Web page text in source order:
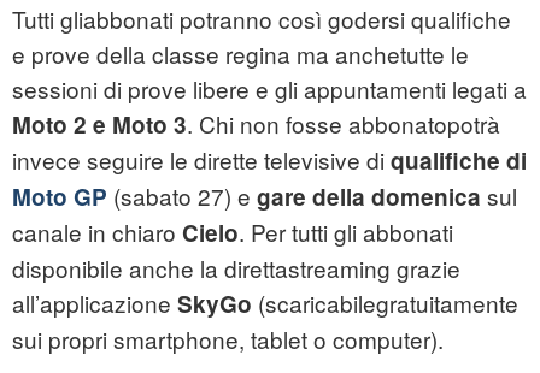
Tutti gliabbonati potranno così godersi qualifiche
e prove della classe regina ma anchetutte le
sessioni di prove libere e gli appuntamenti legati a
Moto 2 e Moto 3. Chi non fosse abbonatopotrà
invece seguire le dirette televisive di qualifiche di
Moto GP (sabato 27) e gare della domenica sul
canale in chiaro Cielo. Per tutti gli abbonati
disponibile anche la direttastreaming grazie
all’applicazione SkyGo (scaricabilegratuitamente
sui propri smartphone, tablet o computer).